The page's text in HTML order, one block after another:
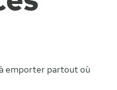
emporter partout où